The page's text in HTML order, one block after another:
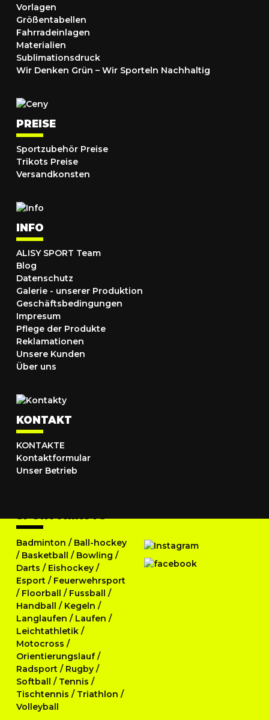
Vorlagen
Größentabellen
Fahrradeinlagen
Materialien
Sublimationsdruck
Wir Denken Grün – Wir Sporteln Nachhaltig
PREISE
Sportzubehör Preise
Trikots Preise
Versandkonsten
INFO
ALISY SPORT Team
Blog
Datenschutz
Galerie - unserer Produktion
Geschäftsbedingungen
Impresum
Pflege der Produkte
Reklamationen
Unsere Kunden
Über uns
KONTAKT
KONTAKTE
Kontaktformular
Unser Betrieb
SPORTTRIKOTS
Badminton / Ball-hockey
/ Basketball / Bowling /
Darts / Eishockey /
Esport / Feuerwehrsport
/ Floorball / Fussball /
Handball / Kegeln /
Langlaufen / Laufen /
Leichtathletik /
Motocross /
Orientierungslauf/
Radsport / Rugby /
Softball / Tennis /
Tischtennis / Triathlon /
Volleyball